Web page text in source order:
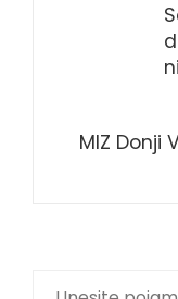
MIZ Donji